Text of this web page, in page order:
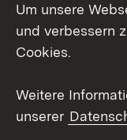
Messenger
Um unsere
und verbessern
Cookies.
Weitere
unserer